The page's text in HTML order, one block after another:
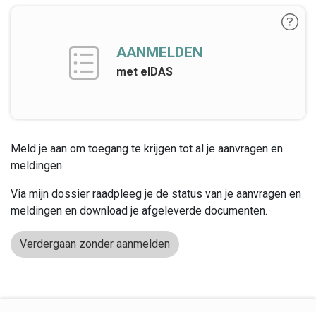
AANMELDEN
met eIDAS
Meld je aan om toegang te krijgen tot al je aanvragen en
meldingen.
Via mijn dossier raadpleeg je de status van je aanvragen en
meldingen en download je afgeleverde documenten.
Verdergaan zonder aanmelden